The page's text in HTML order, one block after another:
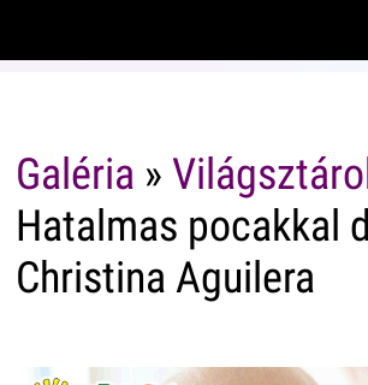
Galéria »
Hatalmas pocakkal
Christina Aguilera